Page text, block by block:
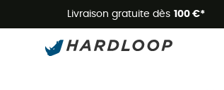
Livraison gratuite dès 100 €*